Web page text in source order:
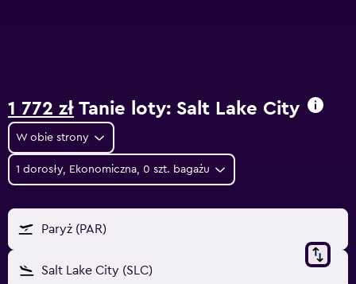
1 772 zł Tanie loty: Salt Lake City
W obie strony
1 dorosły, Ekonomiczna, 0 szt. bagażu
Paryż (PAR)
Salt Lake City (SLC)